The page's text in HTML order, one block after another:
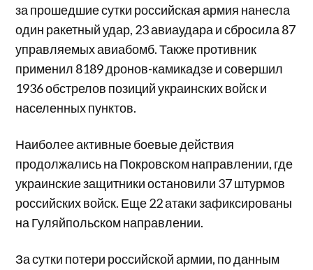
за прошедшие сутки российская армия нанесла
один ракетный удар, 23 авиаудара и сбросила 87
управляемых авиабомб. Также противник
применил 8189 дронов-камикадзе и совершил
1936 обстрелов позиций украинских войск и
населенных пунктов.
Наиболее активные боевые действия
продолжались на Покровском направлении, где
украинские защитники остановили 37 штурмов
российских войск. Еще 22 атаки зафиксированы
на Гуляйпольском направлении.
За сутки потери российской армии, по данным